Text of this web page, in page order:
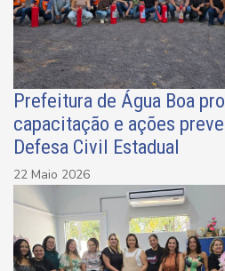
Prefeitura de Água Boa
capacitação e ações
Defesa Civil Estadual
22 Maio 2026